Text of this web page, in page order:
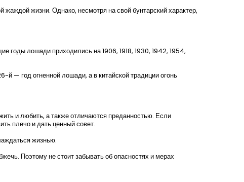
жизни. Однако, несмотря на свой бунтарский характер,
годы лошади приходились на 1906, 1918, 1930, 1942, 1954,
й — год огненной лошади, а в китайской традиции огонь
и любить, а также отличаются преданностью. Если
плечо и дать ценный совет.
жизнью.
Поэтому не стоит забывать об опасностях и мерах